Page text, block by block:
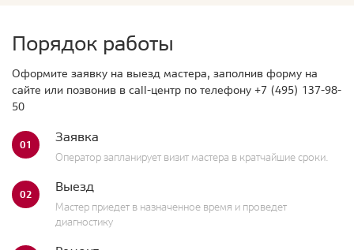
Порядок работы
Оформите заявку на выезд мастера, заполнив форму на
сайте или позвонив в call-центр по телефону +7 (495) 137-98-
50
01 Заявка
Оператор запланирует визит мастера в кратчайшие сроки.
02 Выезд
Мастер приедет в назначенное время и проведет
диагностику